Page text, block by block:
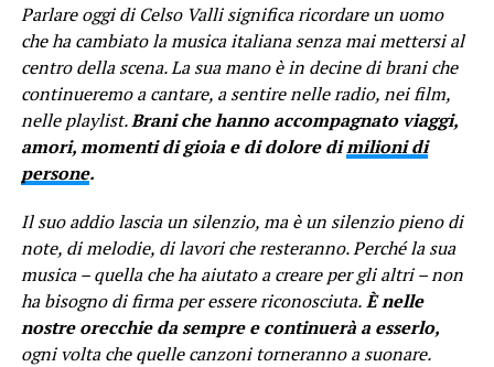
Parlare oggi di Celso Valli significa ricordare un uomo
che ha cambiato la musica italiana senza mai mettersi al
centro della scena. La sua mano è in decine di brani che
continueremo a cantare, a sentire nelle radio, nei film,
nelle playlist.Brani che hanno accompagnato viaggi,
amori, momenti di gioia e di dolore dimilioni di
persone.
Il suo addio lascia un silenzio, ma è un silenzio pieno di
note, di melodie, di lavori che resteranno. Perché la sua
musica – quella che ha aiutato a creare per gli altri – non
ha bisogno di firma per essere riconosciuta.È nelle
nostre orecchie da sempre e continuerà a esserlo,
ogni volta che quelle canzoni torneranno a suonare.